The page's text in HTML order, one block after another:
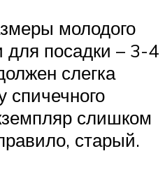
молодого
для посадки – 3-4
слегка
слишком
старый.